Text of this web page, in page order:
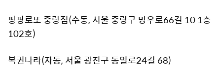
팡팡로또 중랑점(수동, 서울 중랑구 망우로66길 10 1층
102호)
복권나라(자동, 서울 광진구 동일로24길 68)